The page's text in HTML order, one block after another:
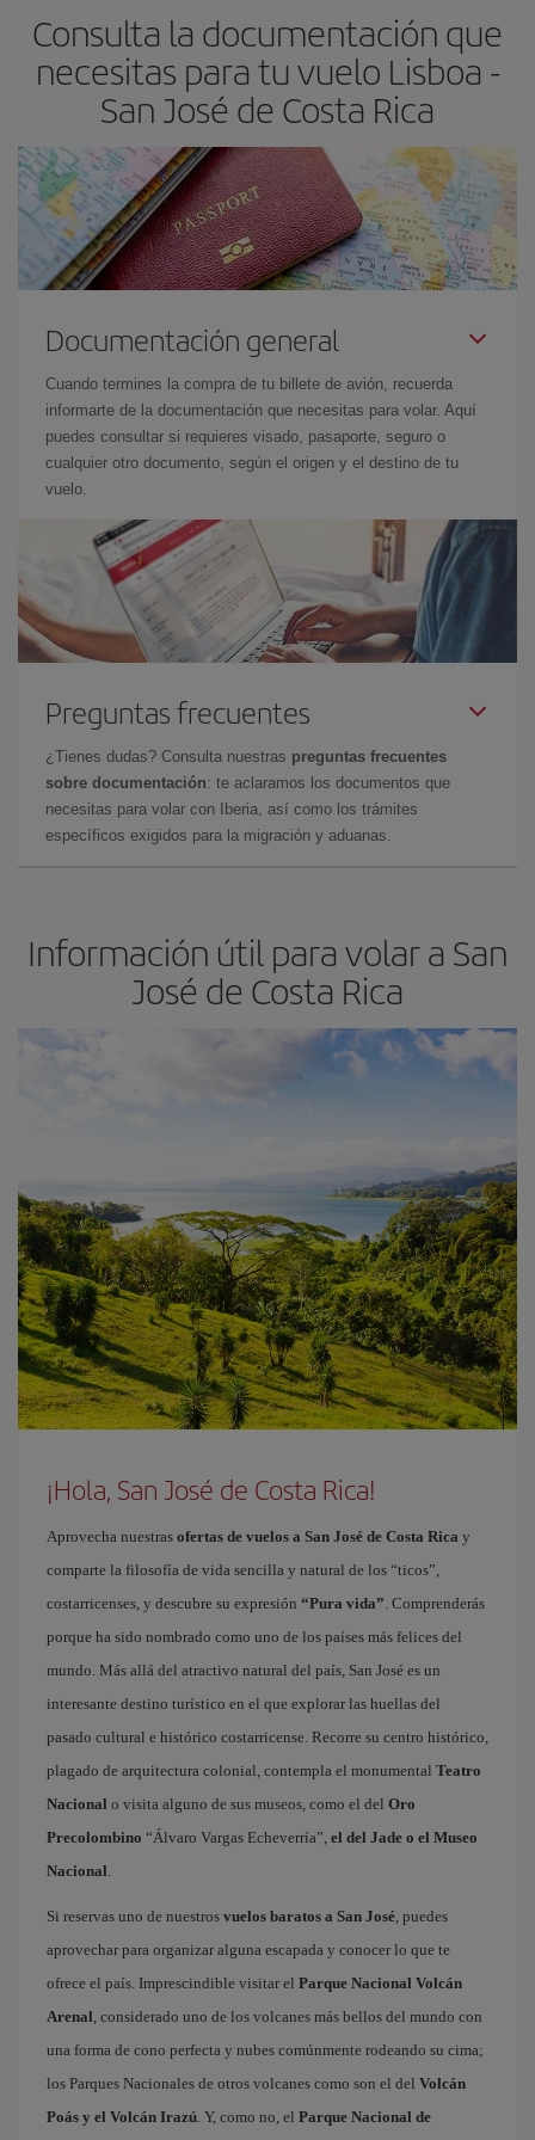
Consulta la documentación que
necesitas para tu vuelo Lisboa -
San José de Costa Rica
Documentación general
Cuando termines la compra de tu billete de avión, recuerda
informarte de la documentación que necesitas para volar. Aquí
puedes consultar si requieres visado, pasaporte, seguro o
cualquier otro documento, según el origen y el destino de tu
vuelo.
Preguntas frecuentes
¿Tienes dudas? Consulta nuestras preguntas frecuentes
sobre documentación: te aclaramos los documentos que
necesitas para volar con Iberia, así como los trámites
específicos exigidos para la migración y aduanas.
Información útil para volar a San
José de Costa Rica
¡Hola, San José de Costa Rica!
Aprovecha nuestras ofertas de vuelos a San José de Costa Rica y
comparte la filosofía de vida sencilla y natural de los “ticos”,
costarricenses, y descubre su expresión “Pura vida”. Comprenderás
porque ha sido nombrado como uno de los países más felices del
mundo. Más allá del atractivo natural del país, San José es un
interesante destino turístico en el que explorar las huellas del
pasado cultural e histórico costarricense. Recorre su centro histórico,
plagado de arquitectura colonial, contempla el monumental Teatro
Nacional o visita alguno de sus museos, como el del Oro
Precolombino “Álvaro Vargas Echeverría”, el del Jade o el Museo
Nacional.
Si reservas uno de nuestros vuelos baratos a San José, puedes
aprovechar para organizar alguna escapada y conocer lo que te
ofrece el país. Imprescindible visitar el Parque Nacional Volcán
Arenal, considerado uno de los volcanes más bellos del mundo con
una forma de cono perfecta y nubes comúnmente rodeando su cima;
los Parques Nacionales de otros volcanes como son el del Volcán
Poás y el Volcán Irazú. Y, como no, el Parque Nacional de